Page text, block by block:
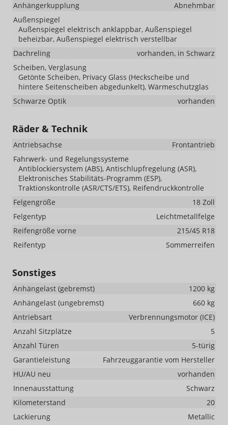
Anhängerkupplung
Abnehmbar
Außenspiegel
Außenspiegel elektrisch anklappbar, Außenspiegel
beheizbar, Außenspiegel elektrisch verstellbar
Dachreling
vorhanden, in Schwarz
Scheiben, Verglasung
Getönte Scheiben, Privacy Glass (Heckscheibe und
hintere Seitenscheiben abgedunkelt), Wärmeschutzglas
Schwarze Optik
vorhanden
Räder & Technik
Antriebsachse
Frontantrieb
Fahrwerk- und Regelungssysteme
Antiblockiersystem (ABS), Antischlupfregelung (ASR),
Elektronisches Stabilitäts-Programm (ESP),
Traktionskontrolle (ASR/CTS/ETS), Reifendruckkontrolle
Felgengröße
18 Zoll
Felgentyp
Leichtmetallfelge
Reifengröße vorne
215/45 R18
Reifentyp
Sommerreifen
Sonstiges
Anhängelast (gebremst)
1200 kg
Anhängelast (ungebremst)
660 kg
Antriebsart
Verbrennungsmotor (ICE)
Anzahl Sitzplätze
5
Anzahl Türen
5-türig
Garantieleistung
Fahrzeuggarantie vom Hersteller
HU/AU neu
vorhanden
Innenausstattung
Schwarz
Kilometerstand
20
Lackierung
Metallic